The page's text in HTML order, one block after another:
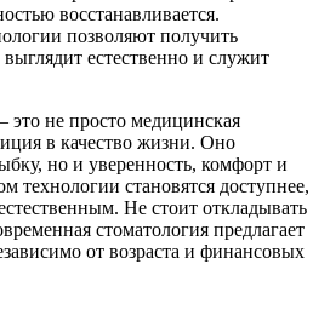
восстанавливается.
позволяют получить
выглядит естественно и служит
это не просто медицинская
в качество жизни. Оно
но и уверенность, комфорт и
технологии становятся доступнее,
Не стоит откладывать
стоматология предлагает
от возраста и финансовых